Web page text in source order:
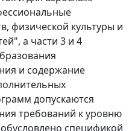
физической культуры и
а части 3 и 4
и содержание
допускаются
требований к уровню
спецификой